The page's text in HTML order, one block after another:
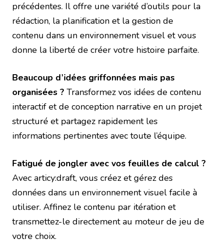
précédentes. Il offre une variété d’outils pour la
rédaction, la planification et la gestion de
contenu dans un environnement visuel et vous
donne la liberté de créer votre histoire parfaite.
Beaucoup d’idées griffonnées mais pas
organisées ? Transformez vos idées de contenu
interactif et de conception narrative en un projet
structuré et partagez rapidement les
informations pertinentes avec toute l’équipe.
Fatigué de jongler avec vos feuilles de calcul ?
Avec articy:draft, vous créez et gérez des
données dans un environnement visuel facile à
utiliser. Affinez le contenu par itération et
transmettez-le directement au moteur de jeu de
votre choix.